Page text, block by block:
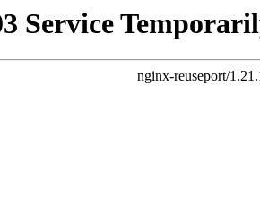
Service
nginx-reuseport/